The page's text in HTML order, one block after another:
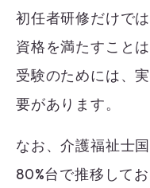
初任者研修だけで
資格を満たすことは
受験のためには、
要があります。
なお、介護福祉士
80%台で推移して